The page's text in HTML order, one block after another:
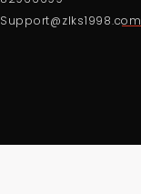
Support@zlks1998.com